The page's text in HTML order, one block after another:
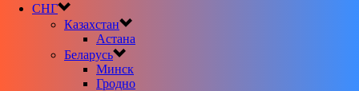
СНГ
Казахстан
Астана
Беларусь
Минск
Гродно